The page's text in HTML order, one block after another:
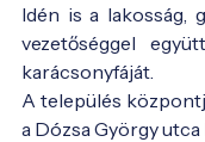
Idén is a lakosság,
vezetőséggel
karácsonyfáját.
A település
a Dózsa György